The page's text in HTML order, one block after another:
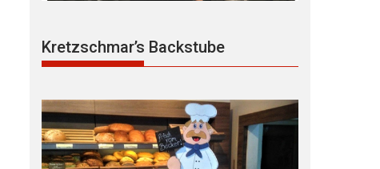
Kretzschmar’s Backstube